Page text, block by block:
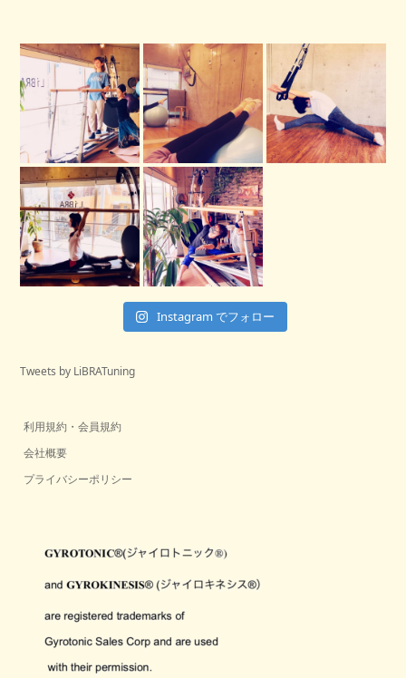
Instagram でフォロー
Tweets by LiBRATuning
利用規約・会員規約
会社概要
プライバシーポリシー